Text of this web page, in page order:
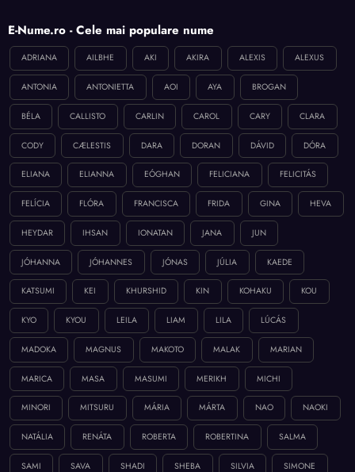
E-Nume.ro - Cele mai populare nume
ADRIANA AILBHE AKI AKIRA ALEXIS ALEXUS
ANTONIA ANTONIETTA AOI AYA BROGAN
BÉLA CALLISTO CARLIN CAROL CARY CLARA
CODY CÆLESTIS DARA DORAN DÁVID DÓRA
ELIANA ELIANNA EÓGHAN FELICIANA FELICITÁS
FELÍCIA FLÓRA FRANCISCA FRIDA GINA HEVA
HEYDAR IHSAN IONATAN JANA JUN
JÓHANNA JÓHANNES JÓNAS JÚLIA KAEDE
KATSUMI KEI KHURSHID KIN KOHAKU KOU
KYO KYOU LEILA LIAM LILA LÚCÁS
MADOKA MAGNUS MAKOTO MALAK MARIAN
MARICA MASA MASUMI MERIKH MICHI
MINORI MITSURU MÁRIA MÁRTA NAO NAOKI
NATÁLIA RENÁTA ROBERTA ROBERTINA SALMA
SAMI SAVA SHADI SHEBA SILVIA SIMONE